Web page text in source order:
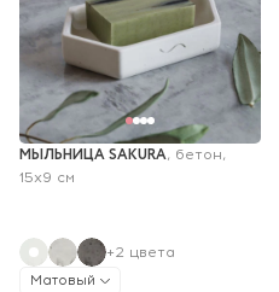
МЫЛЬНИЦА SAKURA, бетон,
15х9 см
+2 цвета
Матовый